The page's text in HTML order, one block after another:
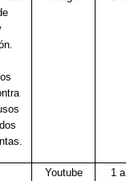
Youtube 1